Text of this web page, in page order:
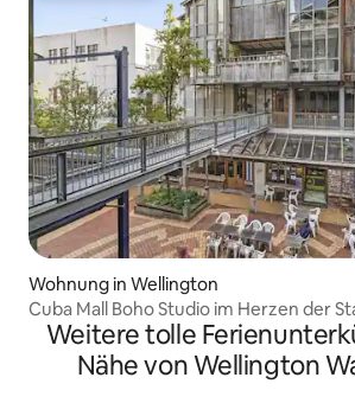
Wohnung in Wellington
Cuba Mall Boho Studio im Herzen der
Weitere tolle
Nähe von Wellington